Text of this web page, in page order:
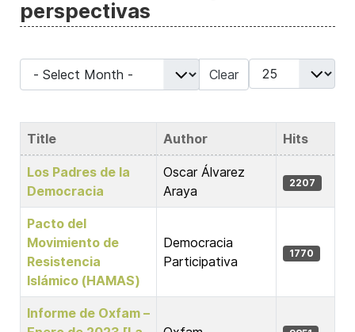
perspectivas
- Select Month - Clear Display #
Articles
Title Author Hits
Los Padres de la
Democracia
Oscar Álvarez
Araya
2207
Pacto del
Movimiento de
Resistencia
Islámico (HAMAS)
Democracia
Participativa
1770
Informe de Oxfam –